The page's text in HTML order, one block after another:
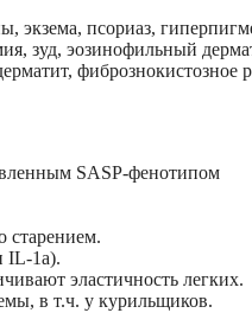
экзема, псориаз,
зуд, эозинофильный
фибрознокистозное
SASP-фенотипом
старением.
IL-1a).
эластичность легких.
в т.ч. у курильщиков.